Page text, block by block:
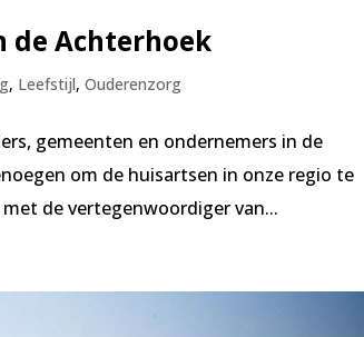
de Achterhoek
, Leefstijl,Ouderenzorg
gemeenten en ondernemers in de
om de huisartsen in onze regio te
de vertegenwoordiger van...